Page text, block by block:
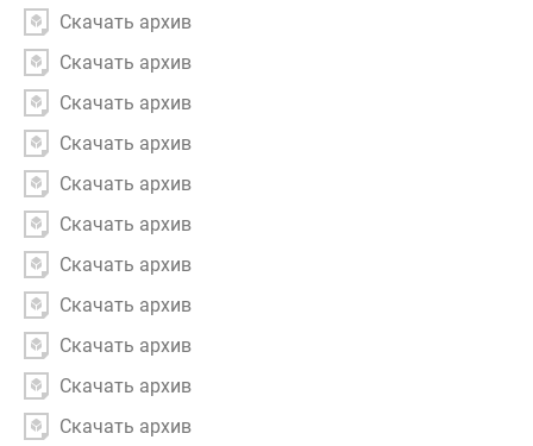
Скачать архив
Скачать архив
Скачать архив
Скачать архив
Скачать архив
Скачать архив
Скачать архив
Скачать архив
Скачать архив
Скачать архив
Скачать архив